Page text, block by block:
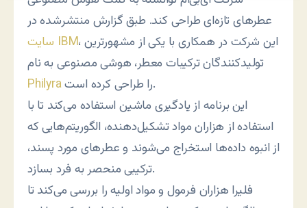
عطرهای تازه‌ای طراحی کند. طبق گزارش منتشرشده در
سایت IBM، این شرکت در همکاری با یکی از مشهورترین
تولیدکنندگان ترکیبات معطر، هوشی مصنوعی‌ به نام
Philyra
را طراحی کرده است.
این برنامه از یادگیری ماشین استفاده می‌کند تا با
استفاده از هزاران مواد تشکیل‌دهنده، الگوریتم‌هایی که
از انبوه داده‌ها استخراج می‌شوند و عطرهای مورد پسند،
ترکیبی منحصر به فرد بسازد.
فلیرا هزاران فرمول و مواد اولیه را بررسی می‌کند تا